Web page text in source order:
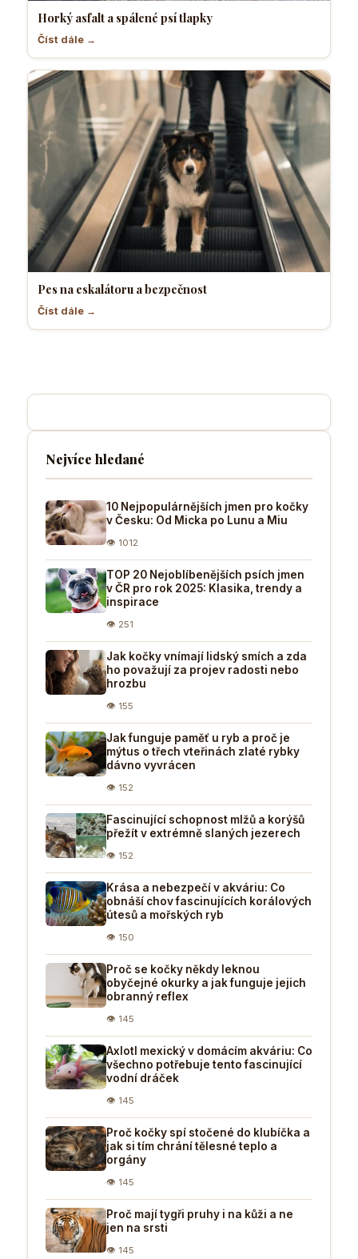
Horký asfalt a spálené psí tlapky
Číst dále →
Pes na eskalátoru a bezpečnost
Číst dále →
Nejvíce hledané
10 Nejpopulárnějších jmen pro kočky
v Česku: Od Micka po Lunu a Miu
👁 1012
TOP 20 Nejoblíbenějších psích jmen
v ČR pro rok 2025: Klasika, trendy a
inspirace
👁 251
Jak kočky vnímají lidský smích a zda
ho považují za projev radosti nebo
hrozbu
👁 155
Jak funguje paměť u ryb a proč je
mýtus o třech vteřinách zlaté rybky
dávno vyvrácen
👁 152
Fascinující schopnost mlžů a korýšů
přežít v extrémně slaných jezerech
👁 152
Krása a nebezpečí v akváriu: Co
obnáší chov fascinujících korálových
útesů a mořských ryb
👁 150
Proč se kočky někdy leknou
obyčejné okurky a jak funguje jejich
obranný reflex
👁 145
Axlotl mexický v domácím akváriu: Co
všechno potřebuje tento fascinující
vodní dráček
👁 145
Proč kočky spí stočené do klubíčka a
jak si tím chrání tělesné teplo a
orgány
👁 145
Proč mají tygři pruhy i na kůži a ne
jen na srsti
👁 145